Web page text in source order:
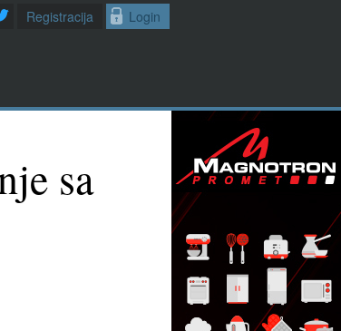
Login
Registracija
sa